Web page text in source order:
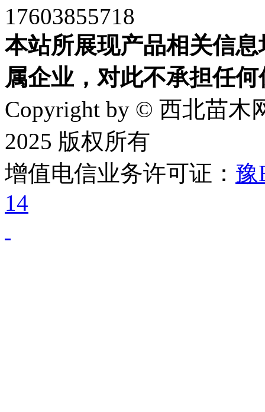
17603855718
本站所展现产品相关信
属企业，对此不承担任
Copyright by © 西北苗木
2025 版权所有
增值电信业务许可证： 豫
14